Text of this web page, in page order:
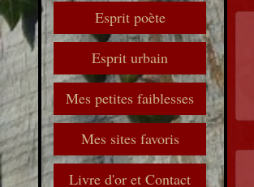
Esprit poète
Esprit urbain
Mes petites faiblesses
Mes sites favoris
Livre d'or et Contact